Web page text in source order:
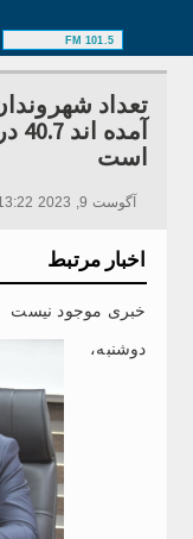
101.5 FM
تعداد
است
آگوست 9, 2023 13:22, 269 بازدید ها
اخبار مرتبط
خبری موجود نیست
دوشنبه،